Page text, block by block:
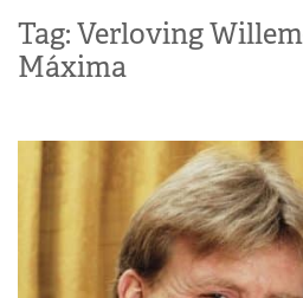
Tag: Verloving
Máxima